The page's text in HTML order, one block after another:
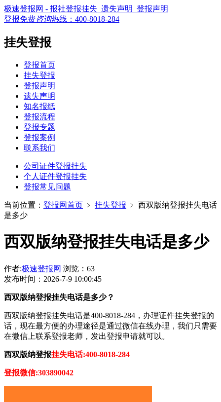
极速登报网 - 报社登报挂失_遗失声明_登报声明
登报免费咨询热线： 400-8018-284
挂失登报
登报首页
挂失登报
登报声明
遗失声明
知名报纸
登报流程
登报专题
登报案例
联系我们
公司证件登报挂失
个人证件登报挂失
登报常见问题
当前位置： 登报网首页 ﹥ 挂失登报 ﹥ 西双版纳登报挂失电话
是多少
西双版纳登报挂失电话是多少
作者:极速登报网 浏览：63
发布时间：2026-7-9 10:00:45
西双版纳登报挂失电话是多少？
西双版纳登报挂失电话是400-8018-284，办理证件挂失登报的
话，现在最方便的办理途径是通过微信在线办理，我们只需要
在微信上联系登报老师，发出登报申请就可以。
西双版纳登报挂失电话:400-8018-284
登报微信:303890042